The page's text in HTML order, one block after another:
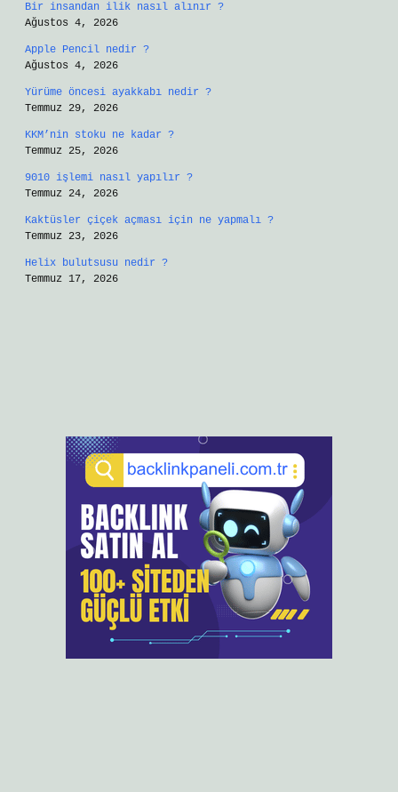
Bir insandan ilik nasıl alınır ?
Ağustos 4, 2026
Apple Pencil nedir ?
Ağustos 4, 2026
Yürüme öncesi ayakkabı nedir ?
Temmuz 29, 2026
KKM’nin stoku ne kadar ?
Temmuz 25, 2026
9010 işlemi nasıl yapılır ?
Temmuz 24, 2026
Kaktüsler çiçek açması için ne yapmalı ?
Temmuz 23, 2026
Helix bulutsusu nedir ?
Temmuz 17, 2026